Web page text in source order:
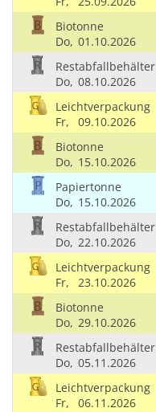
Biotonne
Do, 01.10.2026
Restabfallbehälter
Do, 08.10.2026
Leichtverpackung
Fr,
09.10.2026
Biotonne
Do, 15.10.2026
Papiertonne
Do, 15.10.2026
Restabfallbehälter
Do, 22.10.2026
Leichtverpackung
Fr,
23.10.2026
Biotonne
Do, 29.10.2026
Restabfallbehälter
Do, 05.11.2026
Leichtverpackung
Fr,
06.11.2026